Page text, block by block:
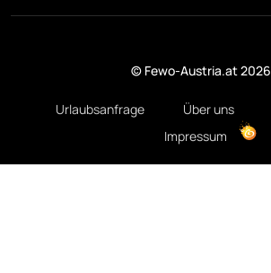
© Fewo-Austria.at 2026
Urlaubsanfrage Über uns
Impressum